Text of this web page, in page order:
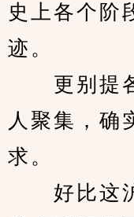
史上各个阶
迹。
更别提各
人聚集，确
求。
好比这沪